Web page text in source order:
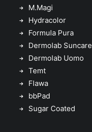
M.Magi
Hydracolor
Formula Pura
Dermolab Suncare
Dermolab Uomo
Temt
Flawa
bbPad
Sugar Coated